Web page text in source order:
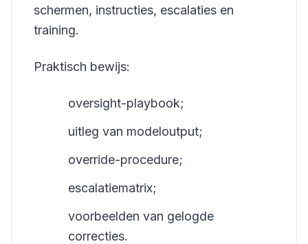
schermen, instructies, escalaties en
training.
Praktisch bewijs:
oversight-playbook;
uitleg van modeloutput;
override-procedure;
escalatiematrix;
voorbeelden van gelogde
correcties.